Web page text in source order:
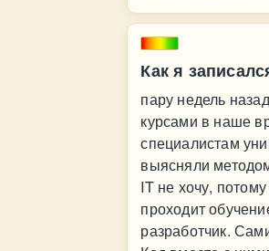
Как я
пару недель
курсами в наше
специалистам
выясняли
IT не хочу,
проходит
разработчик.